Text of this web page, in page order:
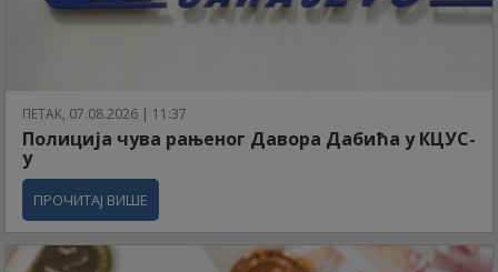
ПЕТАК, 07.08.2026 | 11:37
Полиција чува рањеног Давора Дабића у КЦУС-
у
ПРОЧИТАЈ ВИШЕ